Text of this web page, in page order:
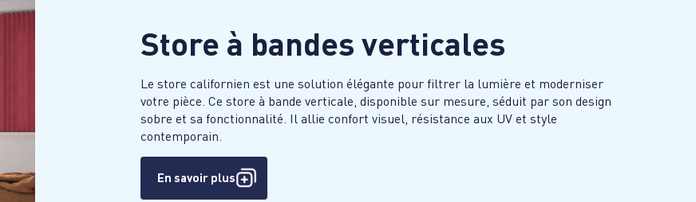
Store à bandes verticales
Le store californien est une solution élégante pour filtrer la lumière et moderniser
votre pièce. Ce store à bande verticale, disponible sur mesure, séduit par son design
sobre et sa fonctionnalité. Il allie confort visuel, résistance aux UV et style
contemporain.
En savoir plus